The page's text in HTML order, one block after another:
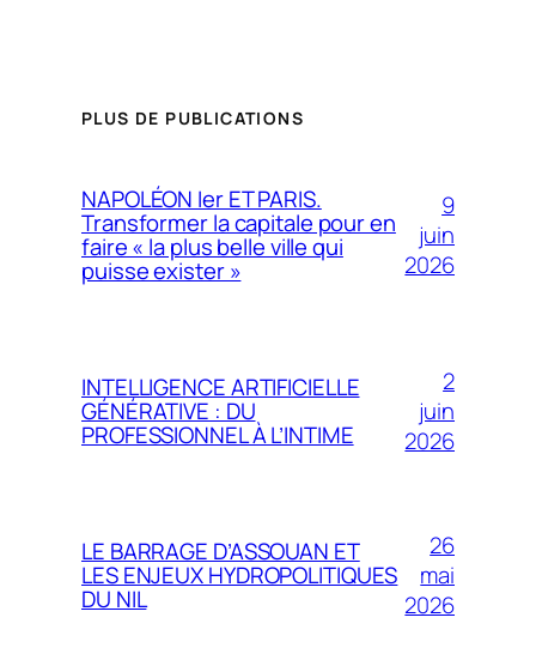
PLUS DE PUBLICATIONS
NAPOLÉON Ier ET PARIS.
Transformer la capitale pour en
faire « la plus belle ville qui
puisse exister »
9
juin
2026
INTELLIGENCE ARTIFICIELLE
GÉNÉRATIVE : DU
PROFESSIONNEL À L’INTIME
2
juin
2026
LE BARRAGE D’ASSOUAN ET
LES ENJEUX HYDROPOLITIQUES
DU NIL
26
mai
2026